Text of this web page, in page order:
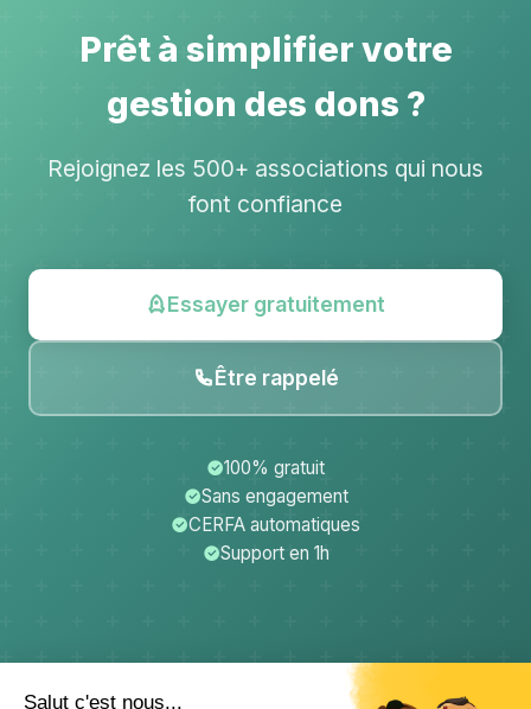
Prêt à simplifier votre
gestion des dons ?
Rejoignez les 500+ associations qui nous
font confiance
Essayer gratuitement
Être rappelé
100% gratuit
Sans engagement
CERFA automatiques
Support en 1h